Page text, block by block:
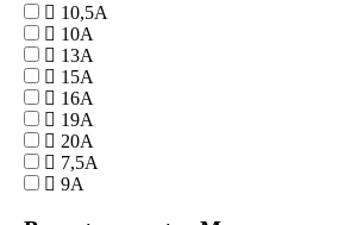
10,5A
10A
13A
15A
16A
19A
20A
7,5A
9A